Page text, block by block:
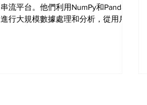
串流平台。他們利用NumPy和Pandas
進行大規模數據處理和分析，從用戶